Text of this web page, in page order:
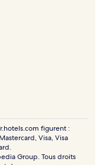
figurent :
Visa, Visa
Group. Tous droits